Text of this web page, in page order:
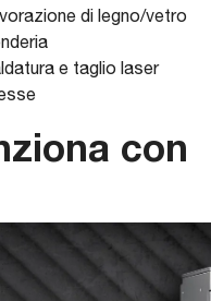
di legno/vetro
e taglio laser
con